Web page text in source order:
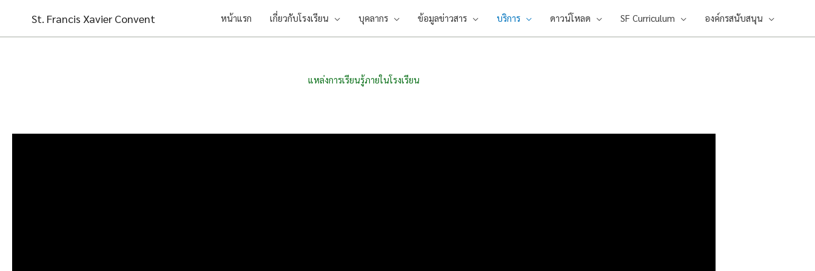
content
St. Francis Xavier Convent หน้าแรก เกี่ยวกับโรงเรียน บุคลากร ข้อมูลข่าวสาร บริการ ดาวน์โหลด SF Curriculum องค์กรสนับสนุน
แหล่งการเรียนรู้ภายในโรงเรียน